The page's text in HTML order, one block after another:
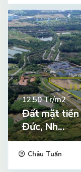
12.50Tr/m2
Đất mặt tiền
Đức, Nh...
Châu Tuấn